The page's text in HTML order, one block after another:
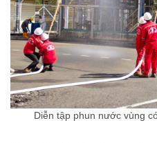
Diễn tập phun nước vùng